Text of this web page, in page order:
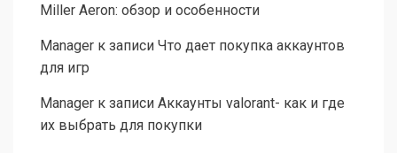
Miller Aeron: обзор и особенности
Manager к записи Что дает покупка аккаунтов
для игр
Manager к записи Аккаунты valorant- как и где
их выбрать для покупки